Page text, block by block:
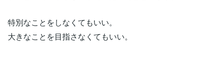
特別なことをしなくてもいい。
大きなことを目指さなくてもいい。